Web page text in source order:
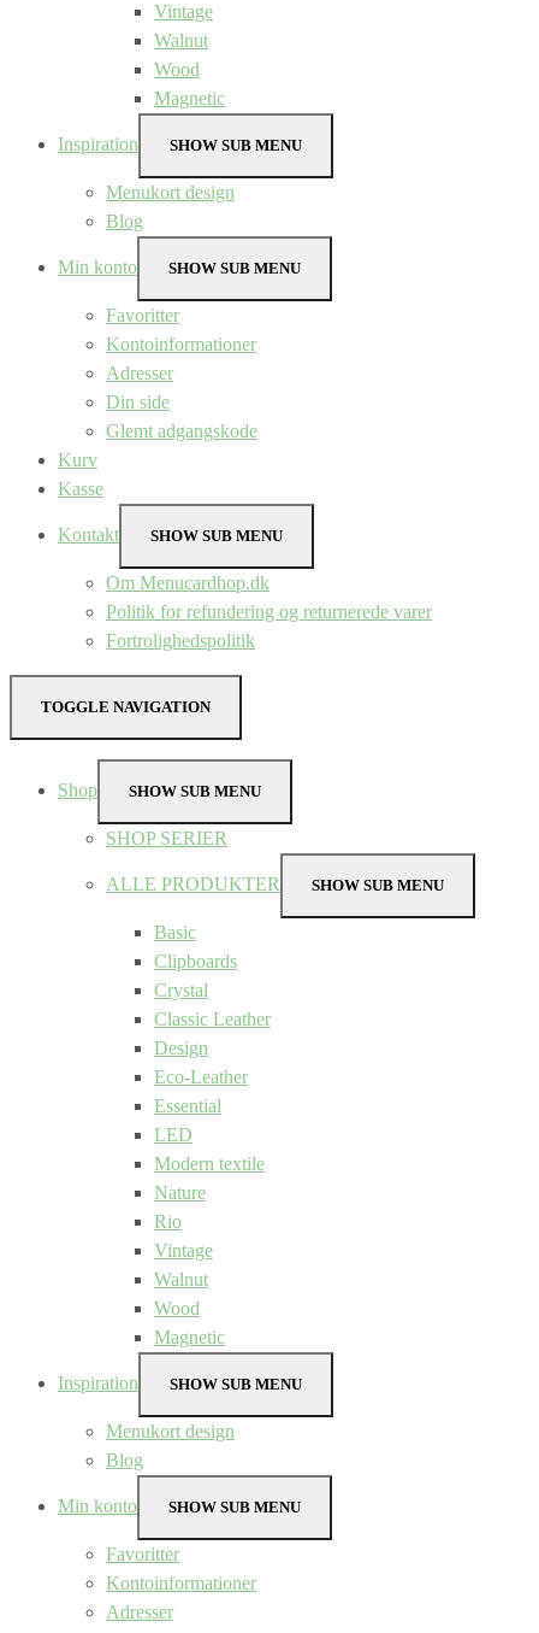
Vintage
Walnut
Wood
Magnetic
Inspiration SHOW SUB MENU
Menukort design
Blog
Min konto SHOW SUB MENU
Favoritter
Kontoinformationer
Adresser
Din side
Glemt adgangskode
Kurv
Kasse
Kontakt SHOW SUB MENU
Om Menucardhop.dk
Politik for refundering og returnerede varer
Fortrolighedspolitik
TOGGLE NAVIGATION
Shop SHOW SUB MENU
SHOP SERIER
ALLE PRODUKTER SHOW SUB MENU
Basic
Clipboards
Crystal
Classic Leather
Design
Eco-Leather
Essential
LED
Modern textile
Nature
Rio
Vintage
Walnut
Wood
Magnetic
Inspiration SHOW SUB MENU
Menukort design
Blog
Min konto SHOW SUB MENU
Favoritter
Kontoinformationer
Adresser